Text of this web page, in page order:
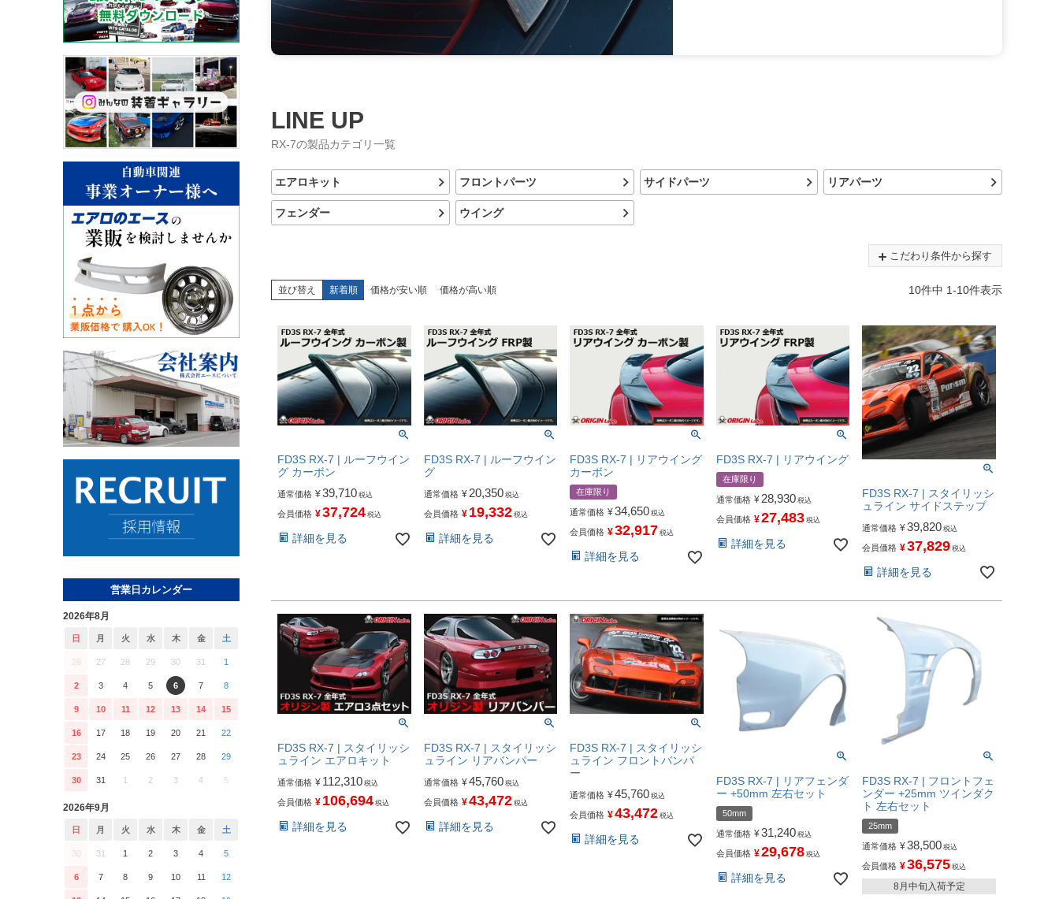
営業日カレンダー
2026年8月
日 月 火 水 木 金 土
26 27 28 29 30 31 1
2 3 4 5 6 7 8
9 10 11 12 13 14 15
16 17 18 19 20 21 22
23 24 25 26 27 28 29
30 31 1 2 3 4 5
2026年9月
日 月 火 水 木 金 土
30 31 1 2 3 4 5
6 7 8 9 10 11 12
LINE UP
RX-7の製品カテゴリ一覧
エアロキット フロントパーツ サイドパーツ リアパーツ
フェンダー ウイング
こだわり条件から探す
並び替え 新着順 価格が安い順 価格が高い順 10件中 1-10件表示
FD3S RX-7 | ルーフウイン
グ カーボン
通常価格 ¥39,710 税込
会員価格 ¥37,724 税込
詳細を見る
FD3S RX-7 | ルーフウイン
グ
通常価格 ¥20,350 税込
会員価格 ¥ 19,332 税込
詳細を見る
FD3S RX-7 | リアウイング
カーボン
在庫限り
通常価格 ¥34,650 税込
会員価格 ¥32,917 税込
詳細を見る
FD3S RX-7 | リアウイング
在庫限り
通常価格 ¥28,930 税込
会員価格 ¥27,483 税込
詳細を見る
FD3S RX-7 | スタイリッシ
ュライン サイドステップ
通常価格 ¥39,820 税込
会員価格 ¥37,829 税込
詳細を見る
FD3S RX-7 | スタイリッシ
ュライン エアロキット
通常価格 ¥ 112,310 税込
会員価格 ¥ 106,694 税込
詳細を見る
FD3S RX-7 | スタイリッシ
ュライン リアバンパー
通常価格 ¥45,760 税込
会員価格 ¥43,472 税込
詳細を見る
FD3S RX-7 | スタイリッシ
ュライン フロントバンパ
ー
通常価格 ¥45,760 税込
会員価格 ¥43,472 税込
詳細を見る
FD3S RX-7 | リアフェンダ
ー +50mm 左右セット
50mm
通常価格 ¥31,240 税込
会員価格 ¥29,678 税込
詳細を見る
FD3S RX-7 | フロントフェ
ンダー +25mm ツインダク
ト 左右セット
25mm
通常価格 ¥38,500 税込
会員価格 ¥36,575 税込
8月中旬入荷予定